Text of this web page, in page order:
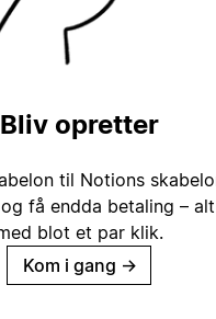
Bliv opretter
til Notions
få endda betaling – alt
blot et par klik.
Kom i gang →